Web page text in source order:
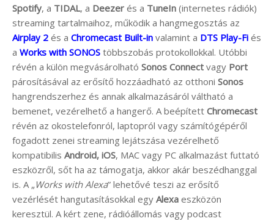
Spotify, a TIDAL, a Deezer és a TuneIn (internetes rádiók)
streaming tartalmaihoz, működik a hangmegosztás az
Airplay 2 és a Chromecast Built-in valamint a DTS Play-Fi és
a Works with SONOS többszobás protokollokkal. Utóbbi
révén a külön megvásárolható Sonos Connect vagy Port
párosításával az erősítő hozzáadható az otthoni Sonos
hangrendszerhez és annak alkalmazásáról váltható a
bemenet, vezérelhető a hangerő. A beépített Chromecast
révén az okostelefonról, laptopról vagy számítógépéről
fogadott zenei streaming lejátszása vezérelhető
kompatibilis Android, iOS, MAC vagy PC alkalmazást futtató
eszközről, sőt ha az támogatja, akkor akár beszédhanggal
is. A „Works with Alexa” lehetővé teszi az erősítő
vezérlését hangutasításokkal egy Alexa eszközön
keresztül. A kért zene, rádióállomás vagy podcast